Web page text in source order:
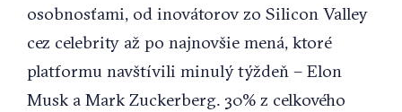
osobnosťami, od inovátorov zo Silicon Valley
cez celebrity až po najnovšie mená, ktoré
platformu navštívili minulý týždeň – Elon
Musk a Mark Zuckerberg. 30% z celkového